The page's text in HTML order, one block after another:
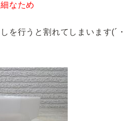
なため
を行うと割れてしまいます(´・